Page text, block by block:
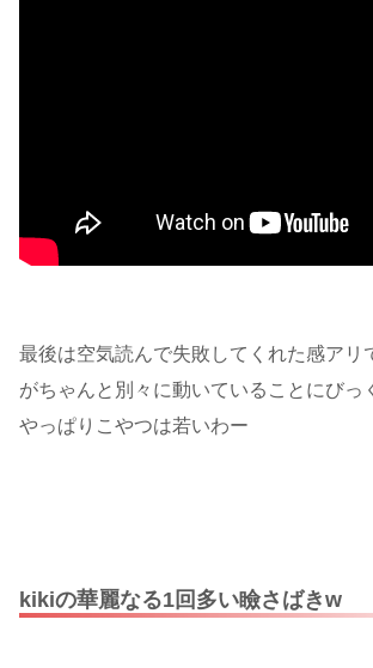
最後は空気読んで失敗してくれた感アリ
がちゃんと別々に動いていることにびっ
やっぱりこやつは若いわー
kikiの華麗なる1回多い瞼さばきw